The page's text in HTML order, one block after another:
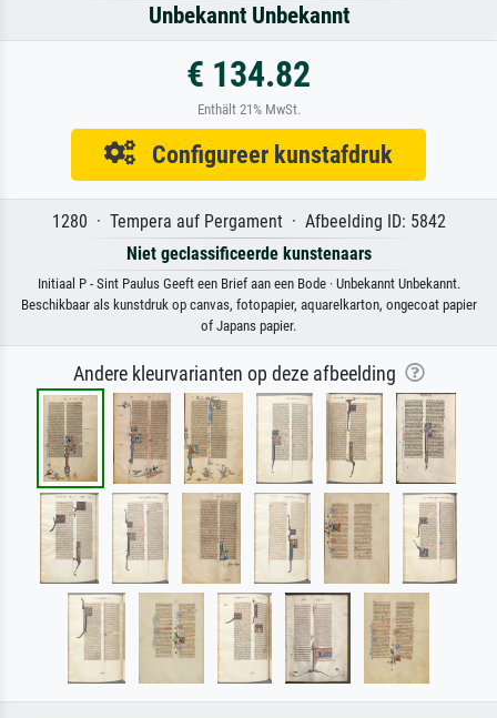
Unbekannt Unbekannt
€ 134.82
Enthält 21% MwSt.
Configureer kunstafdruk
1280 · Tempera auf Pergament · Afbeelding ID: 5842
Niet geclassificeerde kunstenaars
Initiaal P - Sint Paulus Geeft een Brief aan een Bode · Unbekannt Unbekannt.
Beschikbaar als kunstdruk op canvas, fotopapier, aquarelkarton, ongecoat papier
of Japans papier.
Andere kleurvarianten op deze afbeelding